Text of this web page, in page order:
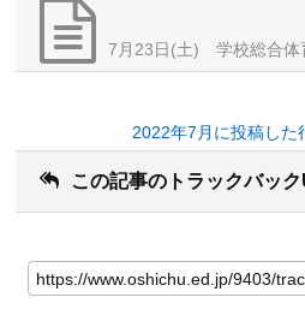
7月23日(土) 学校総合体
2022年7月に投稿した
この記事のトラックバッ